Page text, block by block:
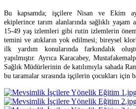
Bu kapsamda; işçilere Nisan ve Ekim
ekiplerince tarım alanlarında sağlıklı yaşam
15-49 yaş izlemleri gibi rutin izlemlerin
temini ve atıkların yok edilmesi; bireysel
ilk yardım konularında farkındalık
yapılmıştır. Ayrıca Karacabey,
Sağlık Müdürlerinin de katılımıyla sahada
bu taramalar sırasında işçilerin çocukları için